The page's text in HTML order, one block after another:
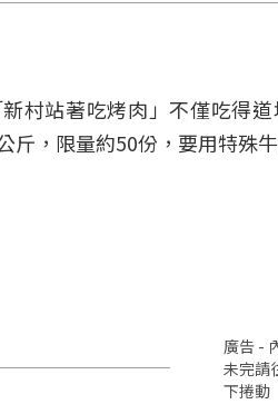
新村站著吃烤肉」不僅吃得
斤，限量約50份，要用特殊
廣告 -
未完請
下捲動